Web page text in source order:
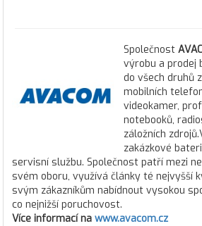
Společnost
výrobu a prodej
do všech druhů
mobilních
videokamer,
notebooků,
záložních
zakázkové
servisní službu. Společnost patří mezi
svém oboru, využívá články té nejvyšší
svým zákazníkům nabídnout vysokou
co nejnižší poruchovost.
Více informací na www.avacom.cz